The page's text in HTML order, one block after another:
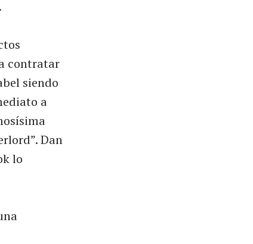
contratar
siendo
a
Dan
lo